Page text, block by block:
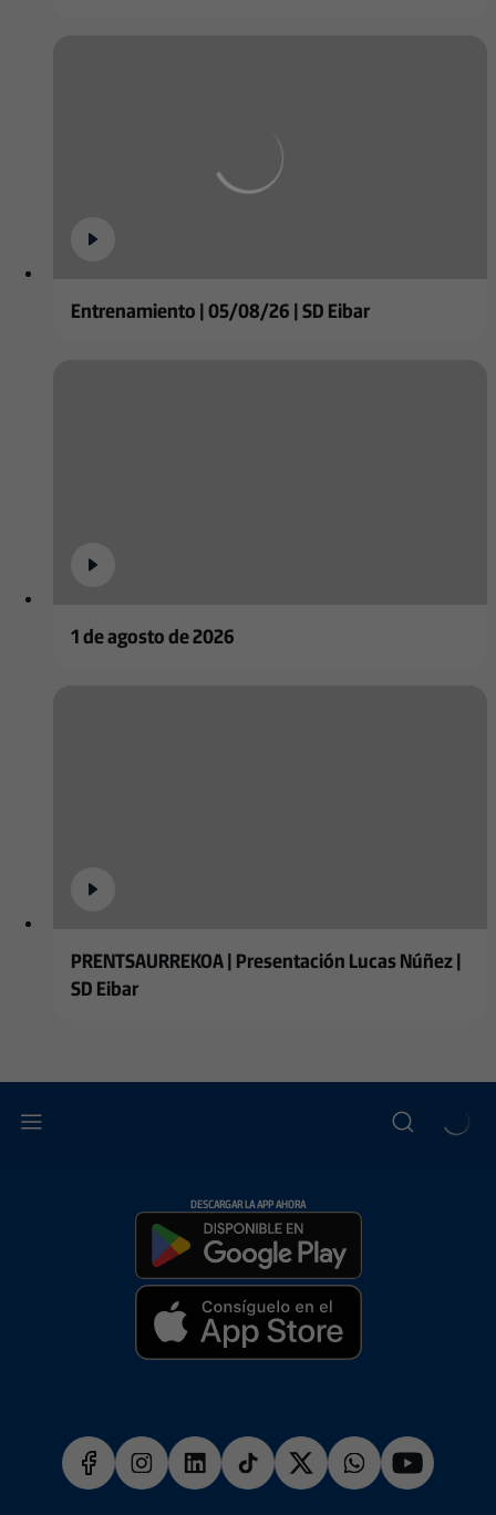
Entrenamiento | 05/08/26 | SD Eibar
1 de agosto de 2026
PRENTSAURREKOA | Presentación Lucas Núñez |
SD Eibar
DESCARGAR LA APP AHORA